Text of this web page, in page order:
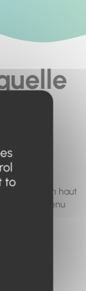
à
en haut
le contenu
to